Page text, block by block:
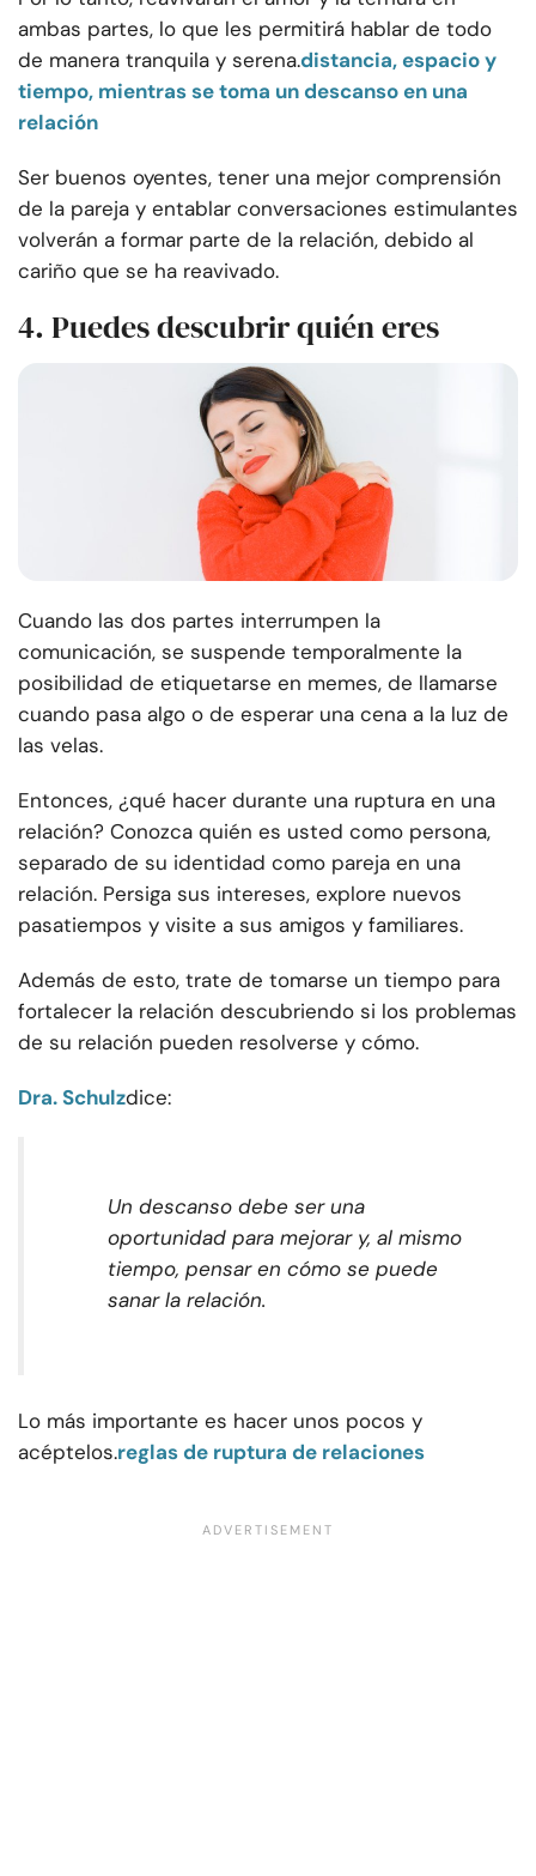
ambas partes, lo que les permitirá hablar de todo
de manera tranquila y serena.distancia, espacio y
tiempo, mientras se toma un descanso en una
relación
Ser buenos oyentes, tener una mejor comprensión
de la pareja y entablar conversaciones estimulantes
volverán a formar parte de la relación, debido al
cariño que se ha reavivado.
4. Puedes descubrir quién eres
Cuando las dos partes interrumpen la
comunicación, se suspende temporalmente la
posibilidad de etiquetarse en memes, de llamarse
cuando pasa algo o de esperar una cena a la luz de
las velas.
Entonces, ¿qué hacer durante una ruptura en una
relación? Conozca quién es usted como persona,
separado de su identidad como pareja en una
relación. Persiga sus intereses, explore nuevos
pasatiempos y visite a sus amigos y familiares.
Además de esto, trate de tomarse un tiempo para
fortalecer la relación descubriendo si los problemas
de su relación pueden resolverse y cómo.
Dra. Schulzdice:
Un descanso debe ser una
oportunidad para mejorar y, al mismo
tiempo, pensar en cómo se puede
sanar la relación.
Lo más importante es hacer unos pocos y
acéptelos.reglas de ruptura de relaciones